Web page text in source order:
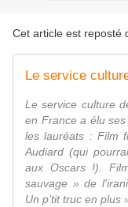
Cet article est reposté
Le service culture
en France a élu
les lauréats : Film
Audiard (qui
aux Oscars !).
sauvage » de
Un p’tit truc en plus